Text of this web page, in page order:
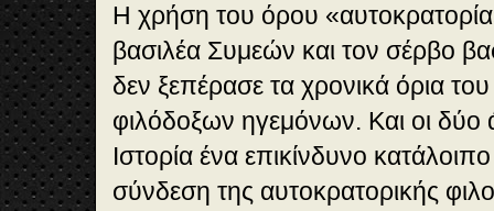
Η χρήση του όρου
βασιλέα Συμεών και τον σέρβο
δεν ξεπέρασε τα χρονικά όρια
φιλόδοξων ηγεμόνων. Και οι
Ιστορία ένα επικίνδυνο
σύνδεση της αυτοκρατορικής